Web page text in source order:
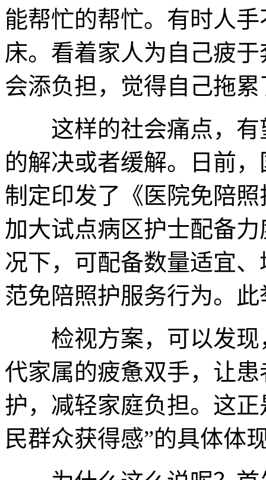
能帮忙的帮忙。有时人
床。看着家人为自己疲
会添负担，觉得自己拖
这样的社会痛点，有
的解决或者缓解。日前
制定印发了《医院免陪
加大试点病区护士配备
况下，可配备数量适宜
范免陪照护服务行为。
检视方案，可以发现
代家属的疲惫双手，让
护，减轻家庭负担。这
民群众获得感”的具体体